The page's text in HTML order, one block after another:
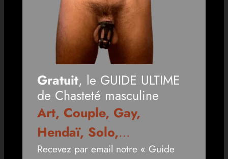
Gratuit, le GUIDE ULTIME
de Chasteté masculine
Art, Couple, Gay,
Hendaï, Solo,…
Recevez par email notre « Guide